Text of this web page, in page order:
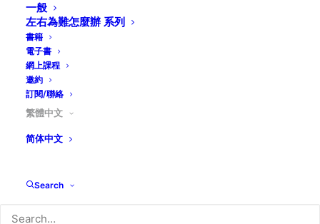
一般
左右為難怎麼辦 系列
書籍
電子書
網上課程
邀約
訂閱/聯絡
繁體中文
简体中文
Search
教會在不同時代，不同文化處境，都可能面對破壞合一的
不同因素。對現代教會來說，社交媒體本應傳遞知識，提
昇生活質素，帶來祝福；卻被誤用扭曲真相，分化群體，
以互相仇視攻擊來代替對話，導致溝通渠道破裂，人際關
係緊張，難於建立共識，更難建立相愛合一的生活。
社會心理學家Jonathan Haidt指出良好的民主社會需要三
個重要的元素
巴別塔